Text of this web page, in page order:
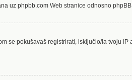
uz phpbb.com Web stranice odnosno phpBB
se pokušavaš registrirati, isključio/la tvoju